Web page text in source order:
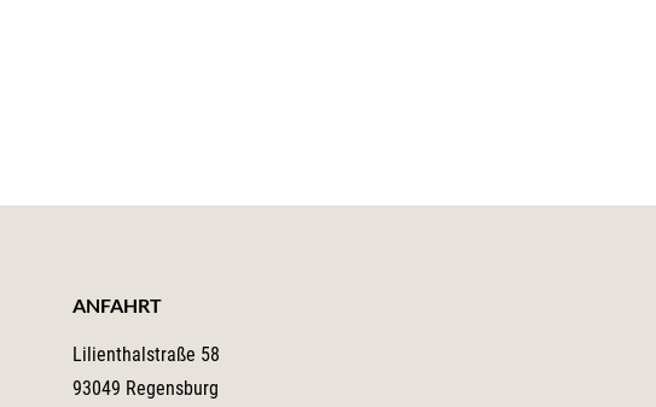
ANFAHRT
Lilienthalstraße 58
93049 Regensburg